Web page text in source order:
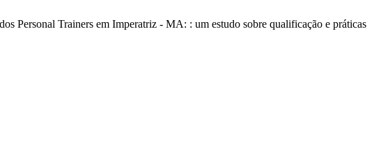
Personal Trainers em Imperatriz - MA: : um estudo sobre qualificação e práticas